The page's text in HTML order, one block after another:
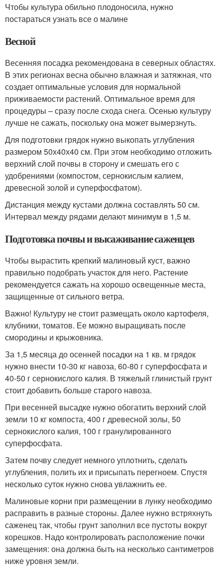
Чтобы культура обильно плодоносила, нужно
постараться узнать все о малине
Весной
Весенняя посадка рекомендована в северных областях.
В этих регионах весна обычно влажная и затяжная, что
создает оптимальные условия для нормальной
приживаемости растений. Оптимальное время для
процедуры – сразу после схода снега. Осенью культуру
лучше не сажать, поскольку она может вымерзнуть.
Для подготовки грядок нужно выкопать углубления
размером 50х40х40 см. При этом необходимо отложить
верхний слой почвы в сторону и смешать его с
удобрениями (компостом, сернокислым калием,
древесной золой и суперфосфатом).
Дистанция между кустами должна составлять 50 см.
Интервал между рядами делают минимум в 1,5 м.
Подготовка почвы и высаживание саженцев
Чтобы вырастить крепкий малиновый куст, важно
правильно подобрать участок для него. Растение
рекомендуется сажать на хорошо освещенные места,
защищенные от сильного ветра.
Важно! Культуру не стоит размещать около картофеля,
клубники, томатов. Ее можно выращивать после
смородины и крыжовника.
За 1,5 месяца до осенней посадки на 1 кв. м грядок
нужно внести 10-30 кг навоза, 60-80 г суперфосфата и
40-50 г сернокислого калия. В тяжелый глинистый грунт
стоит добавить больше старого навоза.
При весенней высадке нужно обогатить верхний слой
земли 10 кг компоста, 400 г древесной золы, 50
сернокислого калия, 100 г гранулированного
суперфосфата.
Затем почву следует немного уплотнить, сделать
углубления, полить их и присыпать перегноем. Спустя
несколько суток нужно снова увлажнить ее.
Малиновые корни при размещении в лунку необходимо
расправить в разные стороны. Далее нужно встряхнуть
саженец так, чтобы грунт заполнил все пустоты вокруг
корешков. Надо контролировать расположение почки
замещения: она должна быть на несколько сантиметров
ниже уровня земли.